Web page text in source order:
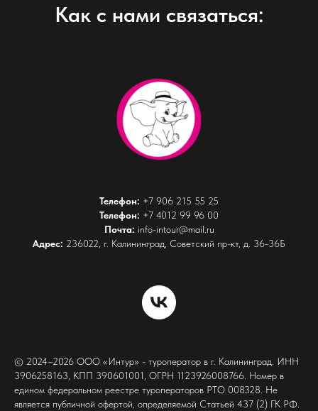
Как с нами связаться:
Телефон: +7 906 215 55 25
Телефон: +7 4012 99 96 00
Почта: info-intour@mail.ru
Адрес: 236022, г. Калининград, Советский пр-кт, д. 36-36Б
© 2024–2026 ООО «Интур» - туроператор в г. Калининград. ИНН
3906258163, КПП 390601001, ОГРН 1123926008766. Номер в
едином федеральном реестре туроператоров РТО 008328. Не
является публичной офертой, определяемой Статьей 437 (2) ГК РФ.